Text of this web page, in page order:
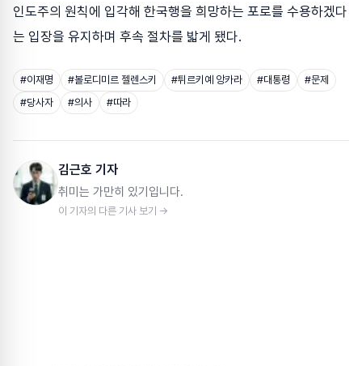
인도주의 원칙에 입각해 한국행을 희망하는 포로를 수용하겠다
는 입장을 유지하며 후속 절차를 밟게 됐다.
#이재명 #볼로디미르 젤렌스키 #튀르키예 앙카라 #대통령 #문제
#당사자 #의사 #따라
김근호 기자
취미는 가만히 있기입니다.
이 기자의 다른 기사 보기 →